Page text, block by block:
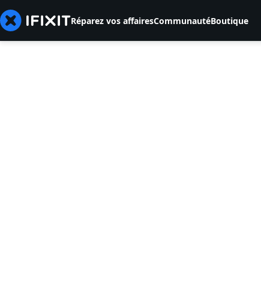
Réparez vos affairesCommunautéBoutique